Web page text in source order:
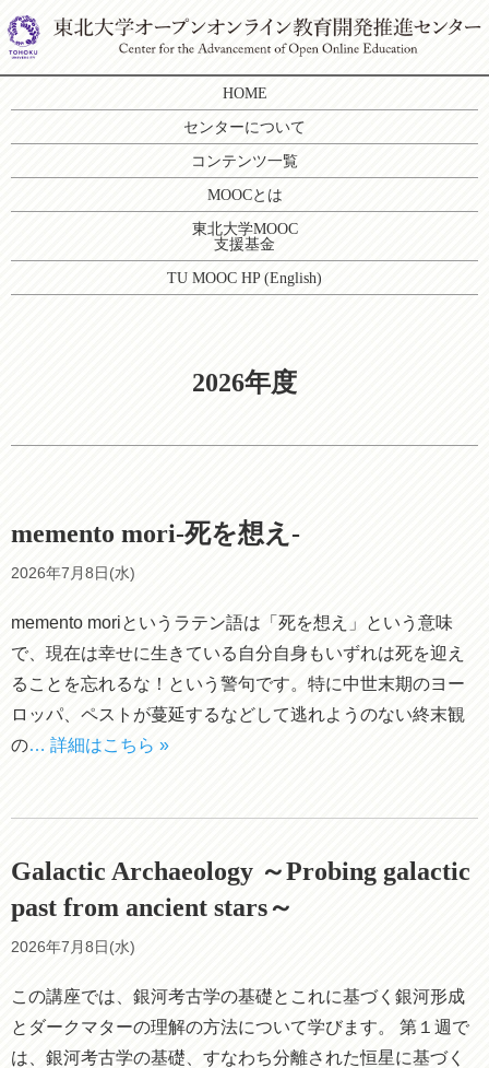
HOME
センターについて
コンテンツ一覧
MOOCとは
東北大学MOOC
支援基金
TU MOOC HP (English)
2026年度
memento mori-死を想え-
2026年7月8日(水)
memento moriというラテン語は「死を想え」という意味
で、現在は幸せに生きている自分自身もいずれは死を迎え
ることを忘れるな！という警句です。特に中世末期のヨー
ロッパ、ペストが蔓延するなどして逃れようのない終末観
の… 詳細はこちら »
Galactic Archaeology ～Probing galactic
past from ancient stars～
2026年7月8日(水)
この講座では、銀河考古学の基礎とこれに基づく銀河形成
とダークマターの理解の方法について学びます。 第１週で
は、銀河考古学の基礎、すなわち分離された恒星に基づく